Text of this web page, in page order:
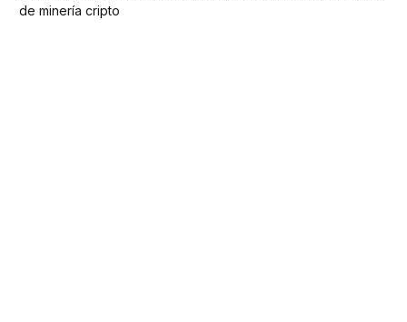
de minería cripto